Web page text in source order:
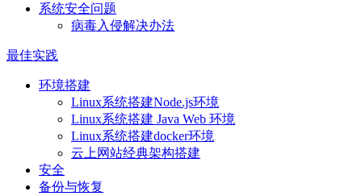
系统安全问题
病毒入侵解决办法
最佳实践
环境搭建
Linux系统搭建Node.js环境
Linux系统搭建 Java Web 环境
Linux系统搭建docker环境
云上网站经典架构搭建
安全
备份与恢复